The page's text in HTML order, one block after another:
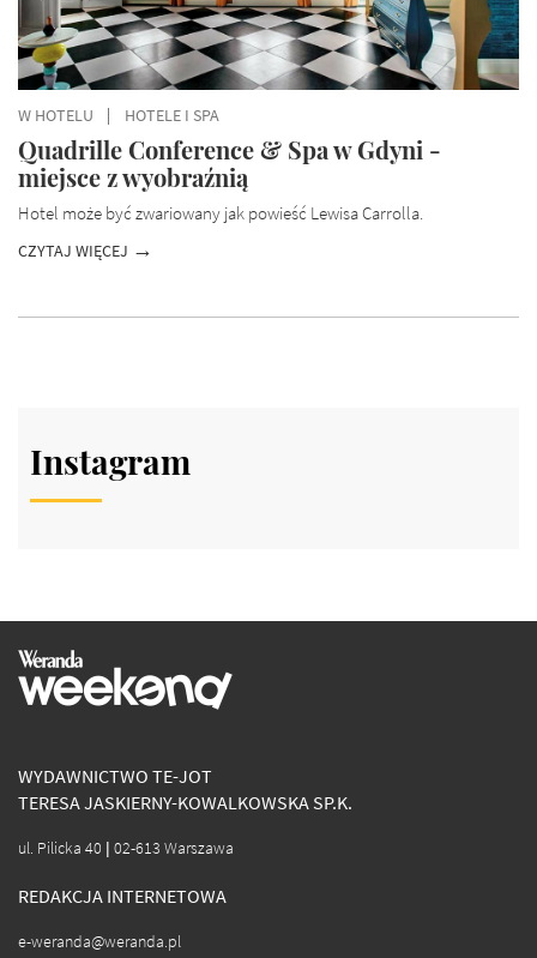
W HOTELU HOTELE I SPA
Quadrille Conference & Spa w Gdyni -
miejsce z wyobraźnią
Hotel może być zwariowany jak powieść Lewisa Carrolla.
CZYTAJ WIĘCEJ
Instagram
WYDAWNICTWO TE-JOT
TERESA JASKIERNY-KOWALKOWSKA SP.K.
ul. Pilicka 40 | 02-613 Warszawa
REDAKCJA INTERNETOWA
e-weranda@weranda.pl